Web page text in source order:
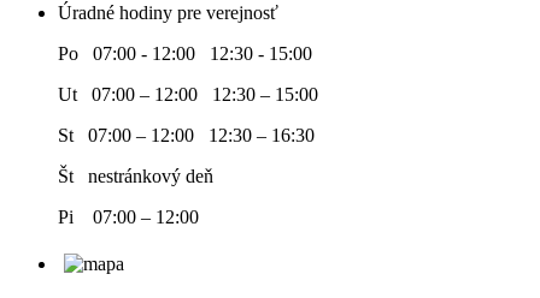
Úradné hodiny pre verejnosť
Po 07:00 - 12:00 12:30 - 15:00
Ut 07:00 – 12:00 12:30 – 15:00
St 07:00 – 12:00 12:30 – 16:30
Št nestránkový deň
Pi 07:00 – 12:00